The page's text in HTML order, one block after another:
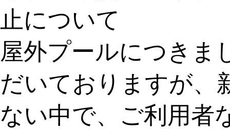
止について
屋外プールにつきま
だいておりますが、
ない中で、ご利用者